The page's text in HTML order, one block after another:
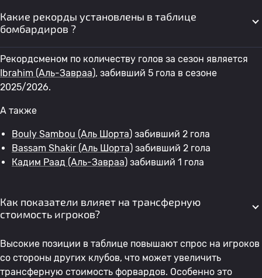
50 Аль Шорта
Какие рекорды установлены в таблице
бомбардиров ?
Рекордсменом по количеству голов за сезон является
Ibrahim (Аль-Завраа), забивший 5 гола в сезоне
2025/2026.
А также
Bouly Sambou (Аль Шорта) забивший 2 гола
Bassam Shakir (Аль Шорта) забивший 2 гола
Кадим Раад (Аль-Завраа) забивший 1 гола
Как показатели влияет на трансферную
стоимость игроков?
Высокие позиции в таблице повышают спрос на игроков
со стороны других клубов, что может увеличить
трансферную стоимость форвардов. Особенно это